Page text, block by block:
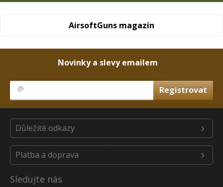
AirsoftGuns magazín
Novinky a slevy emailem
Důležité odkazy
Platba a doprava
Sledujte nás